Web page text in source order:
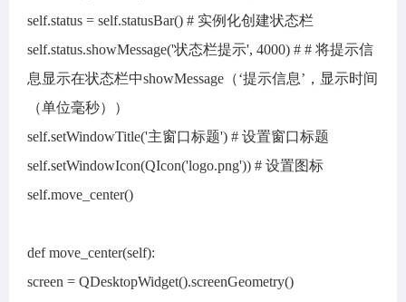
self.status = self.statusBar() # 实例化创建状态栏
self.status.showMessage('状态栏提示', 4000) # # 将提示信
息显示在状态栏中showMessage（‘提示信息’，显示时间
（单位毫秒））
self.setWindowTitle('主窗口标题') # 设置窗口标题
self.setWindowIcon(QIcon('logo.png')) # 设置图标
self.move_center()
def move_center(self):
screen = QDesktopWidget().screenGeometry()